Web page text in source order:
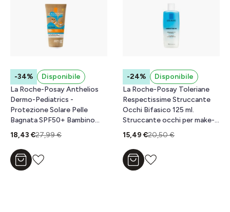
-34%
Disponibile
La Roche-Posay Anthelios
Dermo-Pediatrics -
Protezione Solare Pelle
Bagnata SPF50+ Bambino
200 ml
18,43 €27,99 €
Aggiungi al carrello
-24%
Disponibile
La Roche-Posay Toleriane
Respectissime Struccante
Occhi Bifasico 125 ml.
Struccante occhi per make-
up waterproof per occhi
sensibili.
15,49 €20,50 €
Aggiungi al carrello